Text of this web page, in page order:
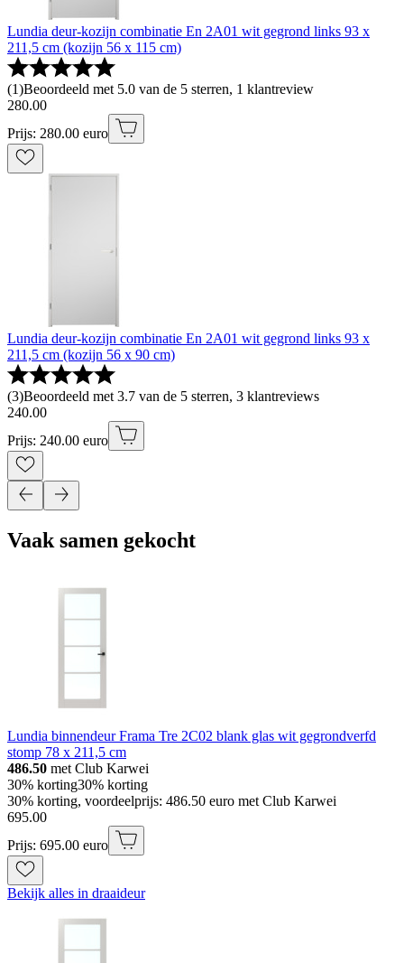
Lundia deur-kozijn combinatie En 2A01 wit gegrond links 93 x
211,5 cm (kozijn 56 x 115 cm)
(1)Beoordeeld met 5.0 van de 5 sterren, 1 klantreview
280.00
Prijs: 280.00 euro
Lundia deur-kozijn combinatie En 2A01 wit gegrond links 93 x
211,5 cm (kozijn 56 x 90 cm)
(3)Beoordeeld met 3.7 van de 5 sterren, 3 klantreviews
240.00
Prijs: 240.00 euro
Vaak samen gekocht
Lundia binnendeur Frama Tre 2C02 blank glas wit gegrondverfd
stomp 78 x 211,5 cm
486.50 met Club Karwei
30% korting30% korting
30% korting, voordeelprijs: 486.50 euro met Club Karwei
695.00
Prijs: 695.00 euro
Bekijk alles in draaideur